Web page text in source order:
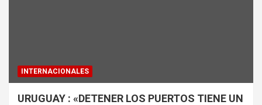
INTERNACIONALES
URUGUAY : «DETENER LOS PUERTOS TIENE UN